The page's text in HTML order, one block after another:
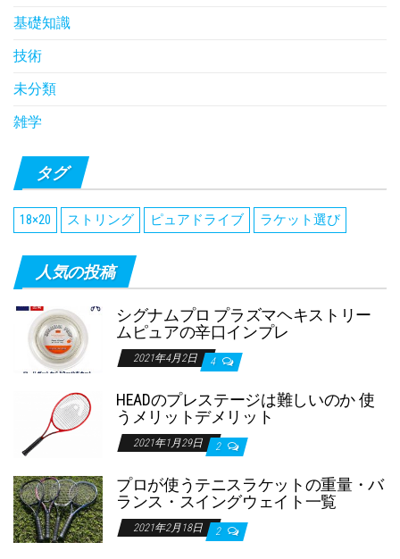
基礎知識
技術
未分類
雑学
タグ
18×20 ストリング ピュアドライブ ラケット選び
人気の投稿
シグナムプロ プラズマヘキストリー
ムピュアの辛口インプレ
2021年4月2日 4
HEADのプレステージは難しいのか 使
うメリットデメリット
2021年1月29日 2
プロが使うテニスラケットの重量・バ
ランス・スイングウェイト一覧
2021年2月18日 2